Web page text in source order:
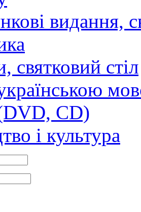
видання,
святковий стіл
CD)
і культура